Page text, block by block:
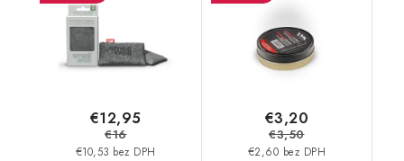
€10,53 bez DPH
€12,95
€16
€2,60 bez DPH
€3,20
€3,50